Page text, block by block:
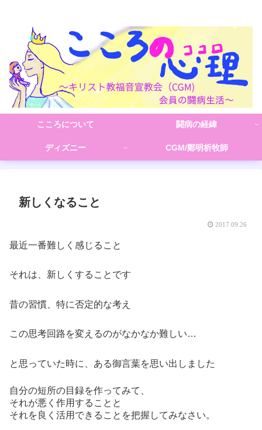
こころについて 闘病の経緯
ディズニー CGM/鄭明析牧師
新しくなること
2017.09.26
最近一番難しく感じること
それは、新しくすることです
昔の習慣、特に否定的な考え
この思考回路を変えるのがなかなか難しい…
と思っていた時に、ある御言葉を思い出しました
自分の短所の目録を作ってみて、
それが悪く作用することと
それを良く活用できることを把握してみなさい。